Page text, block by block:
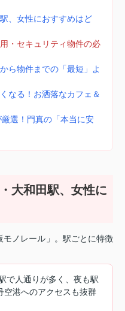
、女性におすすめはど
・セキュリティ物件の必
ら物件までの「最短」よ
なる！お洒落なカフェ＆
選！門真の「本当に安
大和田駅、女性に
モノレール」。駅ごとに特徴
で人通りが多く、夜も駅
空港へのアクセスも抜群